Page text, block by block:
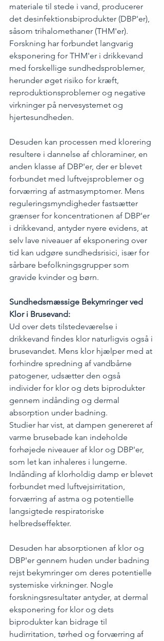
materiale til stede i vand, producerer
det desinfektionsbiprodukter (DBP'er),
såsom trihalomethaner (THM'er).
Forskning har forbundet langvarig
eksponering for THM'er i drikkevand
med forskellige sundhedsproblemer,
herunder øget risiko for kræft,
reproduktionsproblemer og negative
virkninger på nervesystemet og
hjertesundheden.
Desuden kan processen med klorering
resultere i dannelse af chloraminer, en
anden klasse af DBP'er, der er blevet
forbundet med luftvejsproblemer og
forværring af astmasymptomer. Mens
reguleringsmyndigheder fastsætter
grænser for koncentrationen af DBP'er
i drikkevand, antyder nyere evidens, at
selv lave niveauer af eksponering over
tid kan udgøre sundhedsrisici, især for
sårbare befolkningsgrupper som
gravide kvinder og børn.
Sundhedsmæssige Bekymringer ved
Klor i Brusevand:
Ud over dets tilstedeværelse i
drikkevand findes klor naturligvis også i
brusevandet. Mens klor hjælper med at
forhindre spredning af vandbårne
patogener, udsætter den også
individer for klor og dets biprodukter
gennem indånding og dermal
absorption under badning.
Studier har vist, at dampen genereret af
varme brusebade kan indeholde
forhøjede niveauer af klor og DBP'er,
som let kan inhaleres i lungerne.
Indånding af klorholdig damp er blevet
forbundet med luftvejsirritation,
forværring af astma og potentielle
langsigtede respiratoriske
helbredseffekter.
Desuden har absorptionen af klor og
DBP'er gennem huden under badning
rejst bekymringer om deres potentielle
systemiske virkninger. Nogle
forskningsresultater antyder, at dermal
eksponering for klor og dets
biprodukter kan bidrage til
hudirritation, tørhed og forværring af